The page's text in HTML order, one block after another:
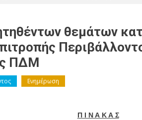
θεμάτων
ΠΔΜ
Ενημέρωση
Π Ι Ν Α Κ Α Σ